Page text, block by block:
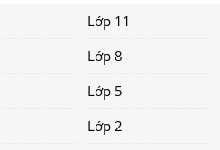
Lớp 11
Lớp 8
Lớp 5
Lớp 2